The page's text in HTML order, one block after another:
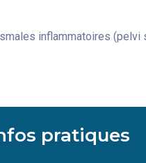
inflammatoires (pelvi
pratiques